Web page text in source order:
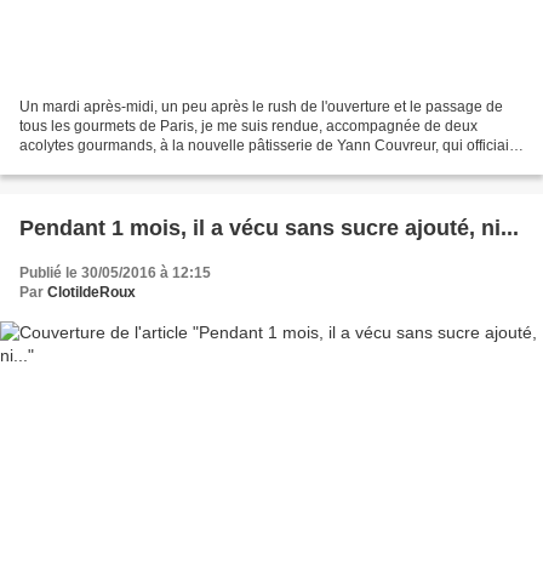
Un mardi après-midi, un peu après le rush de l'ouverture et le passage de
tous les gourmets de Paris, je me suis rendue, accompagnée de deux
acolytes gourmands, à la nouvelle pâtisserie de Yann Couvreur, qui officiait
Pendant 1 mois, il a vécu sans sucre ajouté, ni...
Publié le 30/05/2016 à 12:15
Par ClotildeRoux